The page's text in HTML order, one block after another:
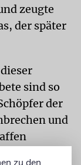
zeugte
der später
sind so
der
und